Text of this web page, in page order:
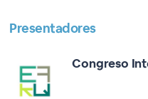
Presentadores
Congreso